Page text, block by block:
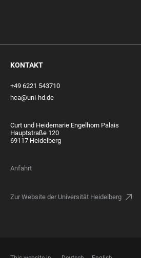
KONTAKT
+49 6221 543710
hca@uni-hd.de
Curt und Heidemarie Engelhorn Palais
Hauptstraße 120
69117 Heidelberg
Anfahrt
Zur Website der Universität Heidelberg